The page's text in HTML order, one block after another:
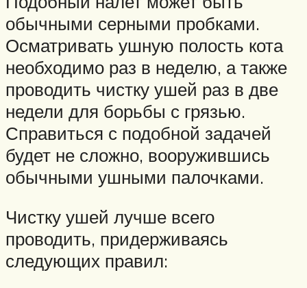
обычными серными пробками.
Осматривать ушную полость кота
необходимо раз в неделю, а также
проводить чистку ушей раз в две
недели для борьбы с грязью.
Справиться с подобной задачей
будет не сложно, вооружившись
обычными ушными палочками.
Чистку ушей лучше всего
проводить, придерживаясь
следующих правил: